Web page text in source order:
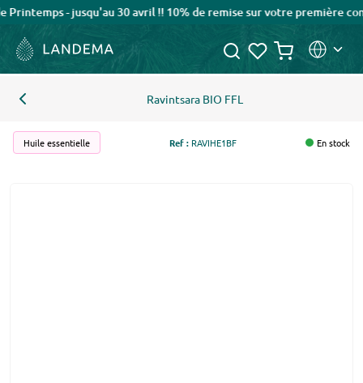
- jusqu'au 30 avril !! 10% de remise sur votre première
Ravintsara BIO FFL
Huile essentielle Ref : RAVIHE1BF En stock